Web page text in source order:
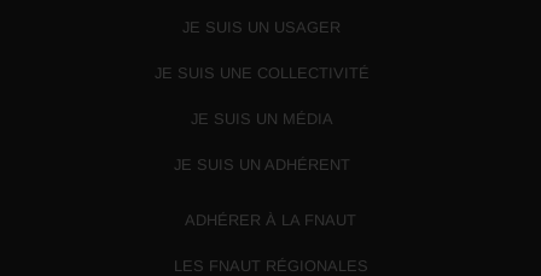
JE SUIS UN USAGER
JE SUIS UNE COLLECTIVITÉ
JE SUIS UN MÉDIA
JE SUIS UN ADHÉRENT
ADHÉRER À LA FNAUT
LES FNAUT RÉGIONALES